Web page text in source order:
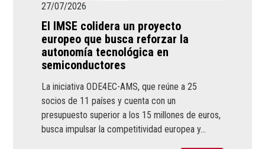
27/07/2026
El IMSE colidera un proyecto
europeo que busca reforzar la
autonomía tecnológica en
semiconductores
La iniciativa ODE4EC-AMS, que reúne a 25
socios de 11 países y cuenta con un
presupuesto superior a los 15 millones de euros,
busca impulsar la competitividad europea y...